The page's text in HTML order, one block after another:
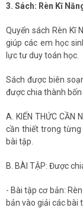
3. Sách: Rèn Kĩ
Quyển sách Rèn Kĩ
giúp các em học
lực tư duy toán học.
Sách được biên
được chia thành bốn
A. KIẾN THỨC CẦN
cần thiết trong từng
bài tập.
B. BÀI TẬP: Được
- Bài tập cơ bản:
bản vào giải các bài